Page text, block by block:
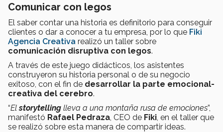
Comunicar con legos
El saber contar una historia es definitorio para conseguir
clientes o dar a conocer a tu empresa, por lo que Fiki
Agencia Creativa realizó un taller sobre
comunicación disruptiva con legos.
A través de este juego didácticos, los asistentes
construyeron su historia personal o de su negocio
exitoso, con el fin de desarrollar la parte emocional-
creativa del cerebro.
“Elstorytelling lleva a una montaña rusa de emociones”,
manifestó Rafael Pedraza , CEO de Fiki , en el taller que
se realizó sobre esta manera de compartir ideas.